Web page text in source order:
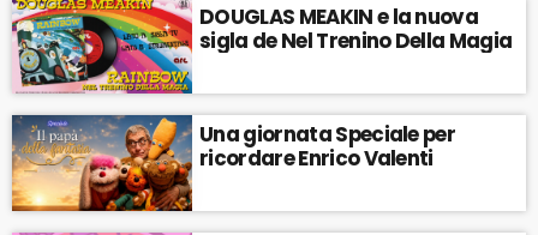
DOUGLAS MEAKIN e la nuova
sigla de Nel Trenino Della Magia
Una giornata Speciale per
ricordare Enrico Valenti